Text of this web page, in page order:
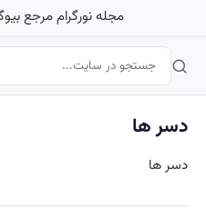
مجله نورگرام مرجع
دسر ها
دسر ها